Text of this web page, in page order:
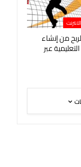
من إنشاء
عبر